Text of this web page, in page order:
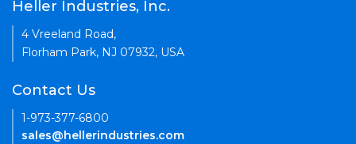
Heller Industries, Inc.
4 Vreeland Road,
Florham Park, NJ 07932, USA
Contact Us
1-973-377-6800
sales@hellerindustries.com